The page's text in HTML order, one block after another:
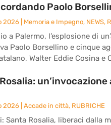
Paolo
2026 Memoria e Impegno, NEWS,
a Palermo, l’esplosione di
Paolo Borsellino e cinque
Walter Eddie Cosina e
2026 Accade in città, RUBRICHE
Rosalia, liberaci dalla